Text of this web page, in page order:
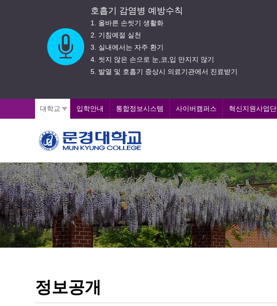
호흡기 감염병 예방수칙
1. 올바른 손씻기 생활화
2. 기침예절 실천
3. 실내에서는 자주 환기
4. 씻지 않은 손으로 눈,코,입 만지지 않기
5. 발열 및 호흡기 증상시 의료기관에서 진료받기
대학교 입학안내 통합정보시스템 사이버캠퍼스 혁신지원사업단
학
교
육
,
행
복
한
취
업
!
V
정보공개